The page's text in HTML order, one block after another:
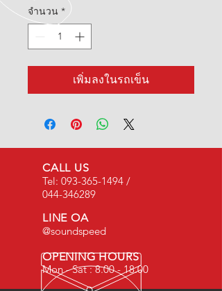
จำนวน *
เพิ่มลงในรถเข็น
CALL US
Tel: 093-365-1494 /
044-346289
LINE OA
@soundspeed
OPENING HOURS
Mon - Sat :8.00 - 18.00